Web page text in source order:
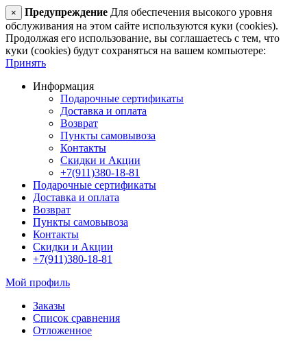
× Предупреждение Для обеспечения высокого уровня
обслуживания на этом сайте используются куки (cookies).
Продолжая его использование, вы соглашаетесь с тем, что
куки (cookies) будут сохраняться на вашем компьютере:
Принять
Информация
Подарочные сертификаты
Доставка и оплата
Возврат
Пункты самовывоза
Контакты
Скидки и Акции
+7(911)380-18-81
Подарочные сертификаты
Доставка и оплата
Возврат
Пункты самовывоза
Контакты
Скидки и Акции
+7(911)380-18-81
Мой профиль
Заказы
Список сравнения
Отложенное